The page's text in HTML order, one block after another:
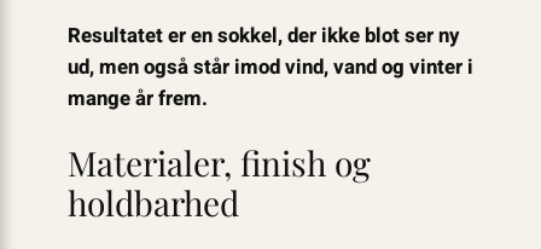
Resultatet er en sokkel, der ikke blot ser ny
ud, men også står imod vind, vand og vinter i
mange år frem.
Materialer, finish og
holdbarhed